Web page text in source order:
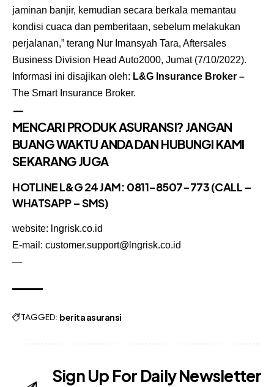
jaminan banjir, kemudian secara berkala memantau
kondisi cuaca dan pemberitaan, sebelum melakukan
perjalanan,” terang Nur Imansyah Tara, Aftersales
Business Division Head Auto2000, Jumat (7/10/2022).
Informasi ini disajikan oleh: L&G Insurance Broker –
The Smart Insurance Broker.
—
MENCARI PRODUK ASURANSI? JANGAN
BUANG WAKTU ANDA DAN HUBUNGI KAMI
SEKARANG JUGA
HOTLINE L&G 24 JAM: 0811-8507-773 (CALL –
WHATSAPP – SMS)
website: lngrisk.co.id
E-mail: customer.support@lngrisk.co.id
—
TAGGED: berita asuransi
Sign Up For Daily Newsletter